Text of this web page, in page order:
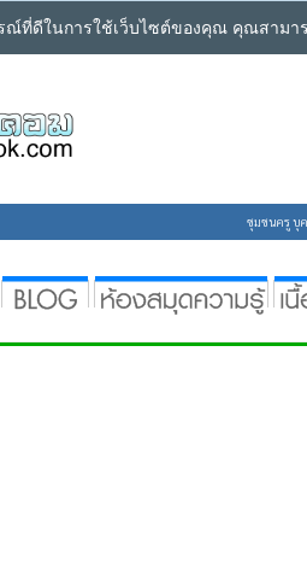
ที่ดีในการใช้เว็บไซต์ของคุณ คุณสามา
ชุมชนครู บุ